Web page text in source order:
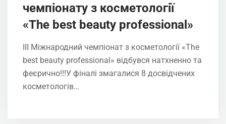
чемпіонату з косметології
«The best beauty professional»
ІII Міжнародний чемпіонат з косметології «The
best beauty professional» відбувся натхненно та
феєрично!!!У фіналі змагалися 8 досвідчених
косметологів…